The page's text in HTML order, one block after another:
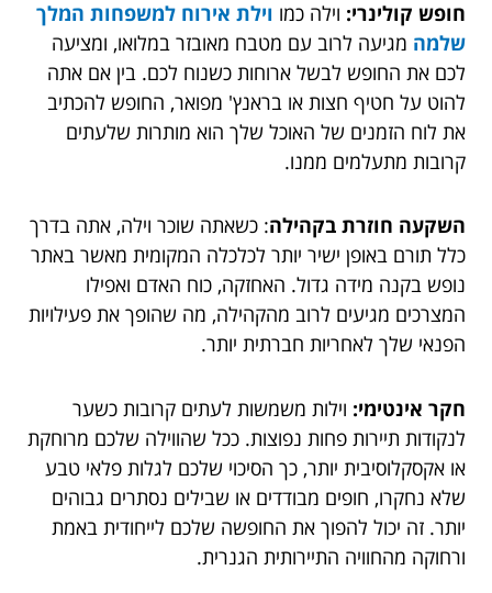
חופש קולינרי: וילה כמו וילת אירוח למשפחות המלך
שלמה מגיעה לרוב עם מטבח מאובזר במלואו, ומציעה
לכם את החופש לבשל ארוחות כשנוח לכם. בין אם אתה
להוט על חטיף חצות או בראנץ' מפואר, החופש להכתיב
את לוח הזמנים של האוכל שלך הוא מותרות שלעתים
קרובות מתעלמים ממנו.
השקעה חוזרת בקהילה: כשאתה שוכר וילה, אתה בדרך
כלל תורם באופן ישיר יותר לכלכלה המקומית מאשר באתר
נופש בקנה מידה גדול. האחזקה, כוח האדם ואפילו
המצרכים מגיעים לרוב מהקהילה, מה שהופך את פעילויות
הפנאי שלך לאחריות חברתית יותר.
חקר אינטימי: וילות משמשות לעתים קרובות כשער
לנקודות תיירות פחות נפוצות. ככל שהווילה שלכם מרוחקת
או אקסקלוסיבית יותר, כך הסיכוי שלכם לגלות פלאי טבע
שלא נחקרו, חופים מבודדים או שבילים נסתרים גבוהים
יותר. זה יכול להפוך את החופשה שלכם לייחודית באמת
ורחוקה מהחוויה התיירותית הגנרית.